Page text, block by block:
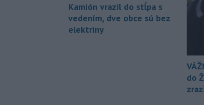
Kamión vrazil do stĺpa s
vedením, dve obce sú bez
elektriny
do